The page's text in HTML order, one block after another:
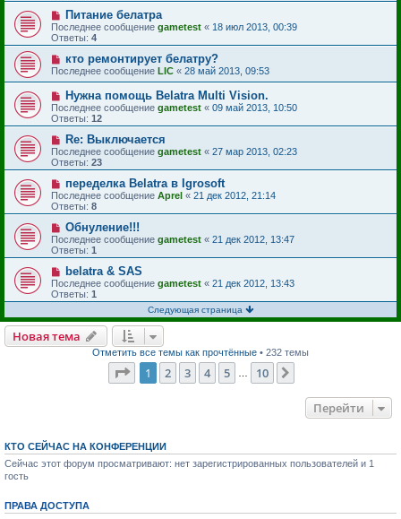
Питание белатра
Последнее сообщение gametest « 18 июл 2013, 00:39
Ответы: 4
кто ремонтирует белатру?
Последнее сообщение LIC « 28 май 2013, 09:53
Нужна помощь Belatra Multi Vision.
Последнее сообщение gametest « 09 май 2013, 10:50
Ответы: 12
Re: Выключается
Последнее сообщение gametest « 27 мар 2013, 02:23
Ответы: 23
переделка Belatra в Igrosoft
Последнее сообщение Aprel « 21 дек 2012, 21:14
Ответы: 8
Обнуление!!!
Последнее сообщение gametest « 21 дек 2012, 13:47
Ответы: 1
belatra & SAS
Последнее сообщение gametest « 21 дек 2012, 13:43
Ответы: 1
Следующая страница
Новая тема
Отметить все темы как прочтённые • 232 темы
Страница из 10
1 2 3 4 5 10
Перейти
КТО СЕЙЧАС НА КОНФЕРЕНЦИИ
Сейчас этот форум просматривают: нет зарегистрированных пользователей и 1
гость
ПРАВА ДОСТУПА